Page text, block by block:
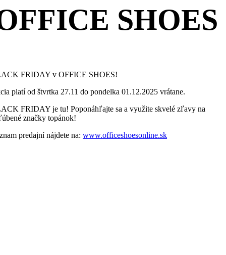
SHOES
FRIDAY v OFFICE SHOES!
platí od štvrtka 27.11 do pondelka 01.12.2025 vrátane.
FRIDAY je tu! Poponáhľajte sa a využite skvelé zľavy na
značky topánok!
predajní nájdete na:www.officeshoesonline.sk